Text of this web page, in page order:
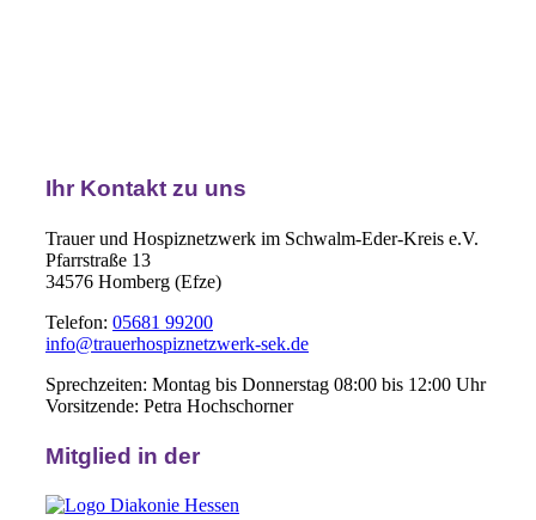
Ihr Kontakt zu uns
Trauer und Hospiznetzwerk im Schwalm-Eder-Kreis e.V.
Pfarrstraße 13
34576 Homberg (Efze)
Telefon: 05681 99200
info@trauerhospiznetzwerk-sek.de
Sprechzeiten: Montag bis Donnerstag 08:00 bis 12:00 Uhr
Vorsitzende: Petra Hochschorner
Mitglied in der